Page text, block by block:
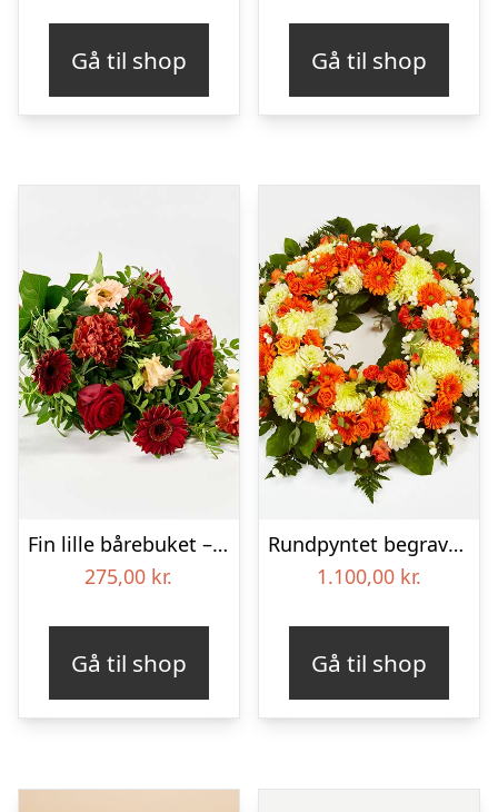
Gå til shop Gå til shop
Fin lille bårebuket – Blomster til begravelse
275,00 kr.
Gå til shop
Rundpyntet begravelseskrans – Blomster til begravelse
1.100,00 kr.
Gå til shop